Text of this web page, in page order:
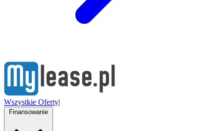
Wszystkie Oferty|